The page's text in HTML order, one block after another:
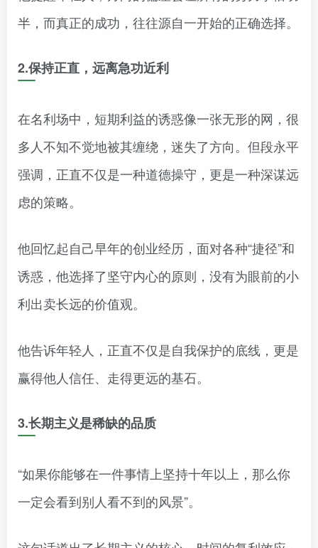
半，而真正的成功，往往源自一开始的正确选择。
2.保持正直，远离急功近利
在名利场中，短期利益的诱惑像一张无形的网，很
多人不知不觉地被其缠绕，迷失了方向。但段永平
强调，正直不仅是一种道德操守，更是一种深谋远
虑的策略。
他回忆起自己早年的创业经历，面对各种“捷径”和
诱惑，他选择了坚守内心的原则，没有为眼前的小
利出卖长远的价值观。
他告诉年轻人，正直不仅是自我保护的底线，更是
赢得他人信任、走得更远的基石。
3.长期主义是稀缺的品质
“如果你能够在一件事情上坚持十年以上，那么你
一定会看到别人看不到的风景”。